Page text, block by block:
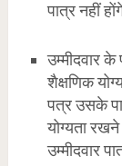
पात्र नहीं
उम्मीदवार
शैक्षणिक
पत्र उसके
योग्यता रखने
उम्मीदवार